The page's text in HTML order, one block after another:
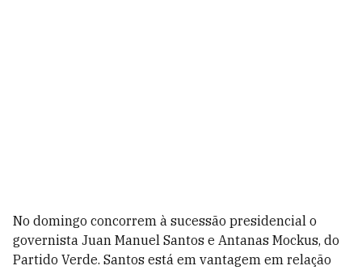
No domingo concorrem à sucessão presidencial o
governista Juan Manuel Santos e Antanas Mockus, do
Partido Verde. Santos está em vantagem em relação